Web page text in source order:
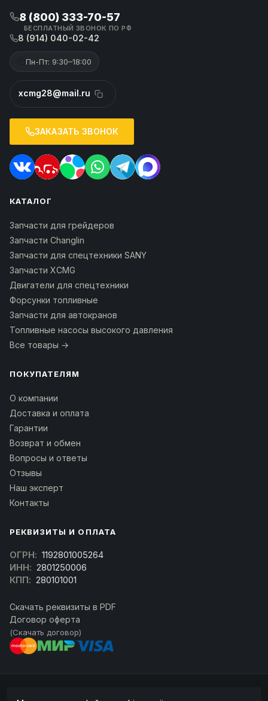
8 (800) 333-70-57
БЕСПЛАТНЫЙ ЗВОНОК ПО РФ
8 (914) 040-02-42
Пн-Пт: 9:30–18:00
xcmg28@mail.ru
ЗАКАЗАТЬ ЗВОНОК
КАТАЛОГ
Запчасти для грейдеров
Запчасти Changlin
Запчасти для спецтехники SANY
Запчасти XCMG
Двигатели для спецтехники
Форсунки топливные
Запчасти для автокранов
Топливные насосы высокого давления
Все товары →
ПОКУПАТЕЛЯМ
О компании
Доставка и оплата
Гарантии
Возврат и обмен
Вопросы и ответы
Отзывы
Наш эксперт
Контакты
РЕКВИЗИТЫ И ОПЛАТА
ОГРН: 1192801005264
ИНН: 2801250006
КПП: 280101001
Скачать реквизиты в PDF
Договор оферта
(Скачать договор)